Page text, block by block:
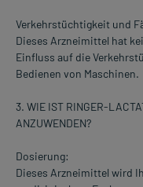
Verkehrstüchtigkeit und
Dieses Arzneimittel hat
Einfluss auf die
Bedienen von Maschinen.
3. WIE IST RINGER-
ANZUWENDEN?
Dosierung:
Dieses Arzneimittel wird